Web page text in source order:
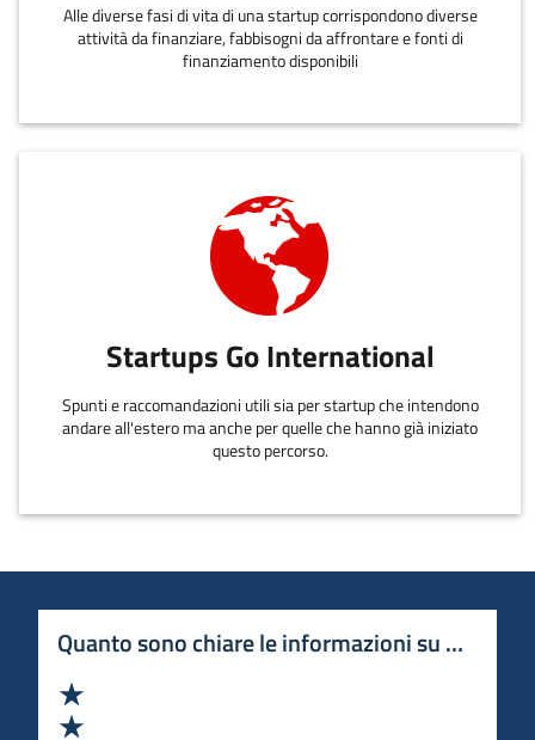
Alle diverse fasi di vita di una startup corrispondono diverse
attività da finanziare, fabbisogni da affrontare e fonti di
finanziamento disponibili
Startups Go International
Spunti e raccomandazioni utili sia per startup che intendono
andare all'estero ma anche per quelle che hanno già iniziato
questo percorso.
Quanto sono chiare le informazioni su questa